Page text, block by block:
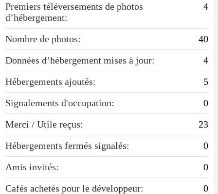
Premiers téléversements de photos
d’hébergement:
4
Nombre de photos:
40
Données d’hébergement mises à jour:
4
Hébergements ajoutés:
5
Signalements d'occupation:
0
Merci / Utile reçus:
23
Hébergements fermés signalés:
0
Amis invités:
0
Cafés achetés pour le développeur:
0